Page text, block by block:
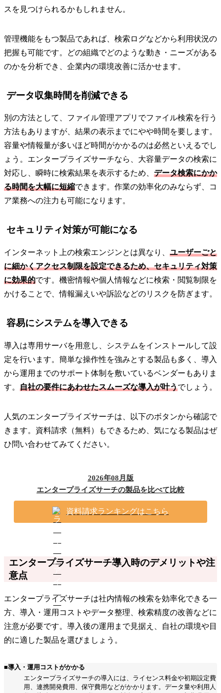
スを見つけられるかもしれません。
管理機能をもつ製品であれば、検索ログなどから利用状況の
把握も可能です。どの組織でどのような動き・ニーズがある
のかを分析でき、企業内の環境改善に活かせます。
データ収集時間を削減できる
別の方法として、ファイル管理アプリでファイル検索を行う
方法もありますが、結果の表示までにやや時間を要します。
容量や情報量が多いほど時間がかかるのは必然といえるでし
ょう。エンタープライズサーチなら、大容量データの検索に
対応し、瞬時に検索結果を表示するため、 データ検索にかか
る時間を大幅に短縮できます。作業の効率化のみならず、コ
ア業務への注力も可能になります。
セキュリティ対策が可能になる
インターネット上の検索エンジンとは異なり、 ユーザーごと
に細かくアクセス制限を設定できるため、セキュリティ対策
に効果的です。機密情報や個人情報などに検索・閲覧制限を
かけることで、情報漏えいや訴訟などのリスクを防ぎます。
容易にシステムを導入できる
導入は専用サーバを用意し、システムをインストールして設
定を行います。簡単な操作性を強みとする製品も多く、導入
から運用までのサポート体制を敷いているベンダーもありま
す。 自社の要件にあわせたスムーズな導入が叶うでしょう。
人気のエンタープライズサーチは、以下のボタンから確認で
きます。資料請求（無料）もできるため、気になる製品はぜ
ひ問い合わせてみてください。
2026年08月版
エンタープライズサーチの製品を比べて比較
資料請求ランキングはこちら
エンタープライズサーチ導入時のデメリットや注
意点
エンタープライズサーチは社内情報の検索を効率化できる一
方、導入・運用コストやデータ整理、検索精度の改善などに
注意が必要です。導入後の運用まで見据え、自社の環境や目
的に適した製品を選びましょう。
■導入・運用コストがかかる
エンタープライズサーチの導入には、ライセンス料金や初期設定費
用、連携開発費用、保守費用などがかかります。データ量や利用人